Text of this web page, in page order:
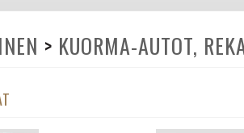
> KUORMA-AUTOT,